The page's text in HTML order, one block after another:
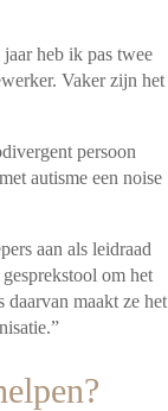
heb ik pas twee
Vaker zijn het
persoon
autisme een noise
aan als leidraad
om het
maakt ze het